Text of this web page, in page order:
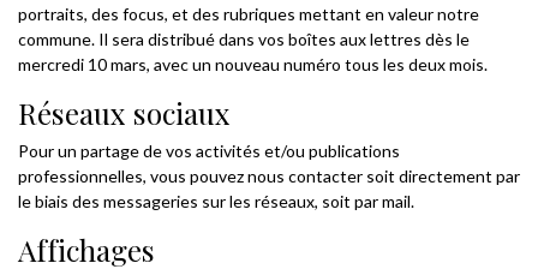
portraits, des focus, et des rubriques mettant en valeur notre
commune. Il sera distribué dans vos boîtes aux lettres dès le
mercredi 10 mars, avec un nouveau numéro tous les deux mois.
Réseaux sociaux
Pour un partage de vos activités et/ou publications
professionnelles, vous pouvez nous contacter soit directement par
le biais des messageries sur les réseaux, soit par mail.
Affichages